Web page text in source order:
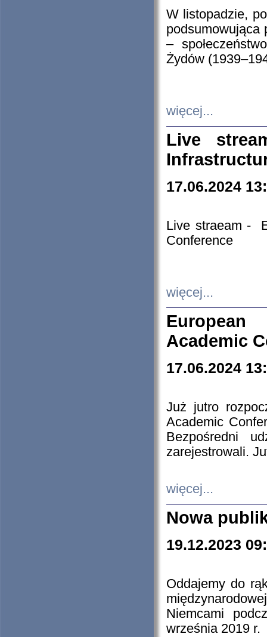
W listopadzie,
podsumowująca
–
Żydów
więcej...
Live
17.06.2024
Live straeam -
Conference
więcej...
European
Academic
17.06.2024
Już jutro
Academic
Bezpośredni
zarejestrowali.
więcej...
Nowa
19.12.2023
Oddajemy do
Niemcami
września 2019 r.